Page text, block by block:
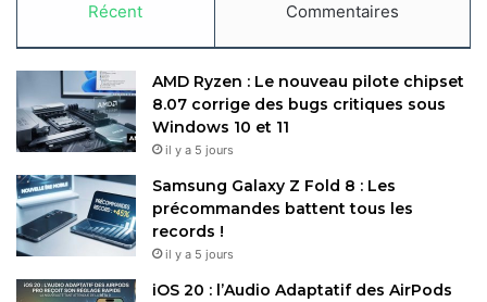
Récent Commentaires
AMD Ryzen : Le nouveau pilote chipset
8.07 corrige des bugs critiques sous
Windows 10 et 11
il y a 5 jours
Samsung Galaxy Z Fold 8 : Les
précommandes battent tous les
records !
il y a 5 jours
iOS 20 : l’Audio Adaptatif des AirPods